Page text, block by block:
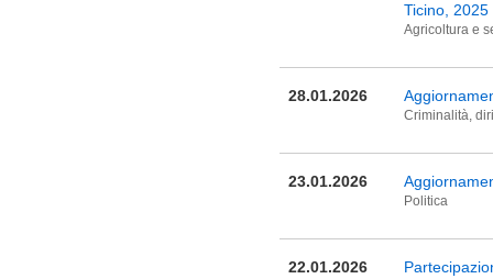
Ticino, 2025
Agricoltura e
28.01.2026
Criminalità,
23.01.2026
Politica
22.01.2026